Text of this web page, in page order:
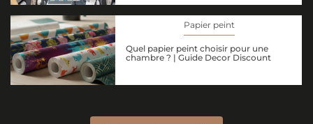
Papier peint
Quel papier peint choisir pour une
chambre ? | Guide Decor Discount